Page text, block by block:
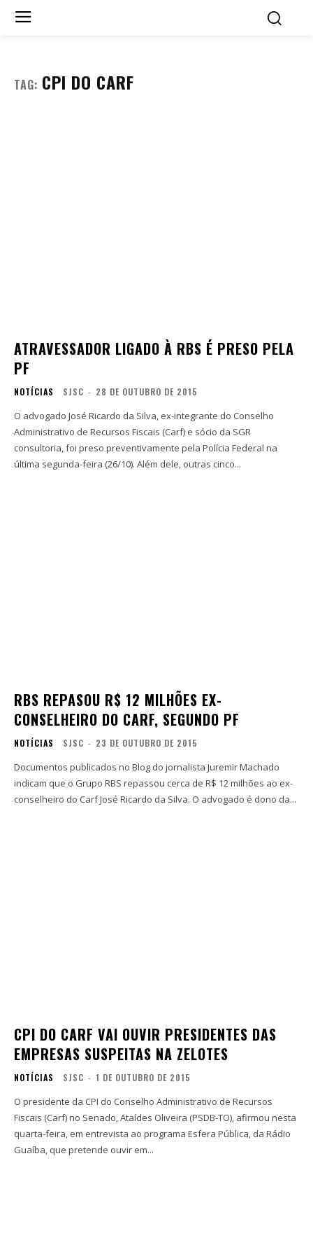
TAG: CPI DO CARF
ATRAVESSADOR LIGADO À RBS É PRESO PELA
PF
NOTÍCIAS SJSC - 28 DE OUTUBRO DE 2015
O advogado José Ricardo da Silva, ex-integrante do Conselho
Administrativo de Recursos Fiscais (Carf) e sócio da SGR
consultoria, foi preso preventivamente pela Polícia Federal na
última segunda-feira (26/10). Além dele, outras cinco...
RBS REPASOU R$ 12 MILHÕES EX-
CONSELHEIRO DO CARF, SEGUNDO PF
NOTÍCIAS SJSC - 23 DE OUTUBRO DE 2015
Documentos publicados no Blog do jornalista Juremir Machado
indicam que o Grupo RBS repassou cerca de R$ 12 milhões ao ex-
conselheiro do Carf José Ricardo da Silva. O advogado é dono da...
CPI DO CARF VAI OUVIR PRESIDENTES DAS
EMPRESAS SUSPEITAS NA ZELOTES
NOTÍCIAS SJSC - 1 DE OUTUBRO DE 2015
O presidente da CPI do Conselho Administrativo de Recursos
Fiscais (Carf) no Senado, Ataídes Oliveira (PSDB-TO), afirmou nesta
quarta-feira, em entrevista ao programa Esfera Pública, da Rádio
Guaíba, que pretende ouvir em...